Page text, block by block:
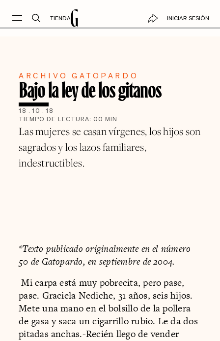
TIENDA INICIAR SESIÓN
ARCHIVO GATOPARDO
Bajo la ley de los gitanos
18 . 10 . 18
TIEMPO DE LECTURA: 00 MIN
Las mujeres se casan vírgenes, los hijos son
sagrados y los lazos familiares,
indestructibles.
*Texto publicado originalmente en el número
50 de Gatopardo, en septiembre de 2004.
Mi carpa está muy pobrecita, pero pase,
pase. Graciela Nediche, 31 años, seis hijos.
Mete una mano en el bolsillo de la pollera
de gasa y saca un cigarrillo rubio. Le da dos
pitadas anchas.-Recién llego de vender